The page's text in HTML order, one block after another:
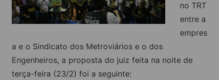
no TRT
entre a
empres
a e o Sindicato dos Metroviários e o dos
Engenheiros, a proposta do juiz feita na noite de
terça-feira (23/2) foi a seguinte: